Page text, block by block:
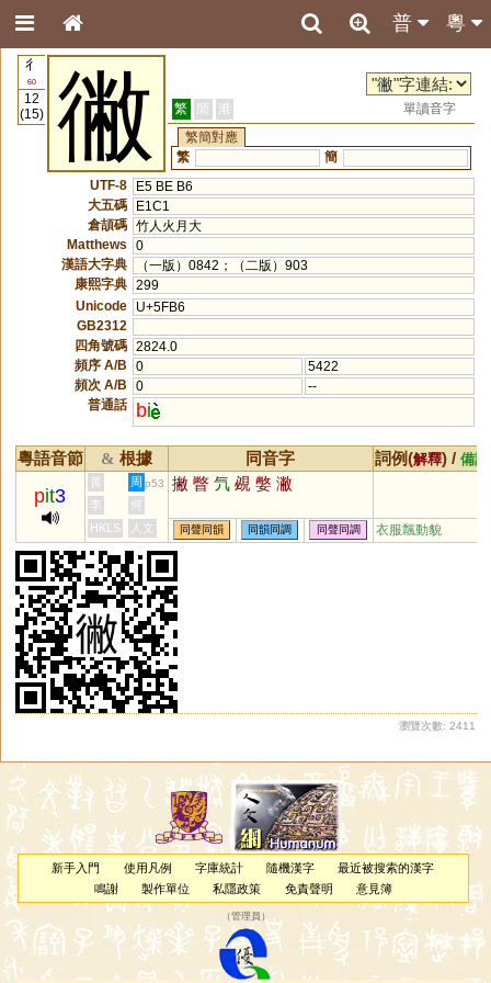
粵
普
彳
60
12
(15)
徶 繁 簡 港
單讀音字
繁簡對應
繁
簡
UTF-8
E5 BE B6
大五碼
E1C1
倉頡碼 竹人火月大
Matthews
0
漢語大字典
（一版）0842；（二版）903
康熙字典 299
Unicode
U+5FB6
GB2312
四角號碼 2824.0
頻序 A/B
0
5422
頻次 A/B
0
--
普通話
bi
粵語音節 & 根據 同音字 詞例(解釋) / 備註
pit3
黃 周 p53 撇 瞥 氕 覕 嫳 潎
李
何
HKLS
人文 同聲同韻 同韻同調 同聲同調 衣服飄動貌
瀏覽次數: 2411
新手入門 使用凡例 字庫統計 隨機漢字
最近被搜索的漢字
鳴謝
製作單位 私隱政策 免責聲明 意見簿
（管理員 ）